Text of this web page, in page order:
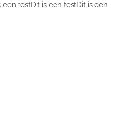
testDit is een testDit is een